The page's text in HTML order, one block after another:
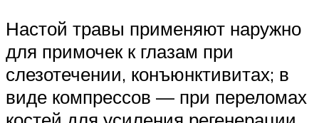
Настой травы применяют наружно
для примочек к глазам при
слезотечении, конъюнктивитах; в
виде компрессов — при переломах